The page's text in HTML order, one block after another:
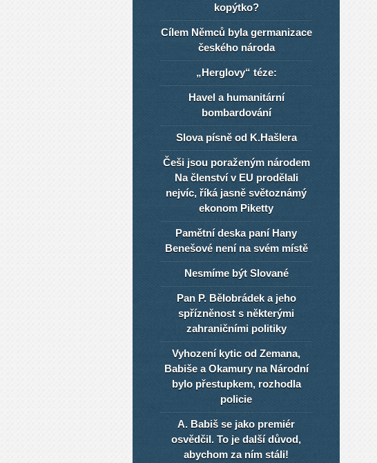
kopýtko?
Cílem Němců byla germanizace
českého národa
„Herglovy“ téze:
Havel a humanitární
bombardování
Slova písně od K.Hašlera
Češi jsou poraženým národem
Na členství v EU prodělali
nejvíc, říká jasně světoznámý
ekonom Piketty
Pamětní deska paní Hany
Benešové není na svém místě
Nesmíme být Slované
Pan P. Bělobrádek a jeho
spřízněnost s některými
zahraničními politiky
Vyhození kytic od Zemana,
Babiše a Okamury na Národní
bylo přestupkem, rozhodla
policie
A. Babiš se jako premiér
osvědčil. To je další důvod,
abychom za ním stáli!